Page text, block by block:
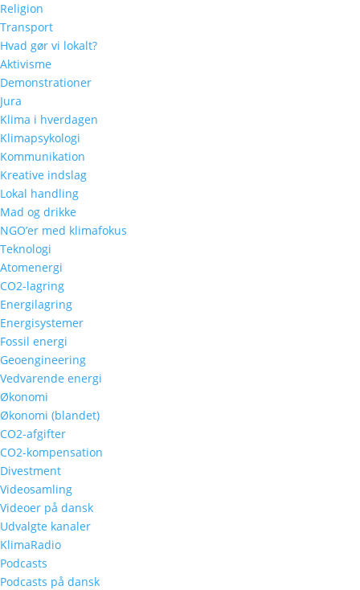
Religion
Transport
Hvad gør vi lokalt?
Aktivisme
Demonstrationer
Jura
Klima i hverdagen
Klimapsykologi
Kommunikation
Kreative indslag
Lokal handling
Mad og drikke
NGO’er med klimafokus
Teknologi
Atomenergi
CO2-lagring
Energilagring
Energisystemer
Fossil energi
Geoengineering
Vedvarende energi
Økonomi
Økonomi (blandet)
CO2-afgifter
CO2-kompensation
Divestment
Videosamling
Videoer på dansk
Udvalgte kanaler
KlimaRadio
Podcasts
Podcasts på dansk